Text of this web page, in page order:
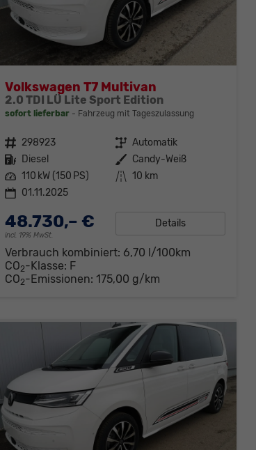
Volkswagen T7 Multivan
2.0 TDI LÜ Lite Sport Edition
sofort lieferbar Fahrzeug mit Tageszulassung
Fahrzeugnr. 298923 Getriebe Automatik
Kraftstoff Diesel Außenfarbe Candy-Weiß
Leistung 110 kW (150 PS) Kilometerstand 10 km
01.11.2025
48.730,– €
incl. 19% MwSt.
Details
Verbrauch kombiniert: 6,70 l/100km
CO2-Klasse: F
CO2-Emissionen: 175,00 g/km